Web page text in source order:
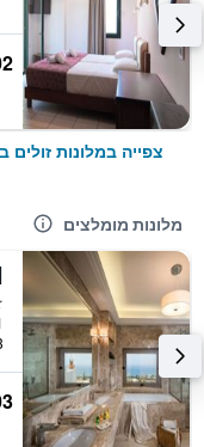
צפייה במלונות זולים
מלונות מומלצים
4